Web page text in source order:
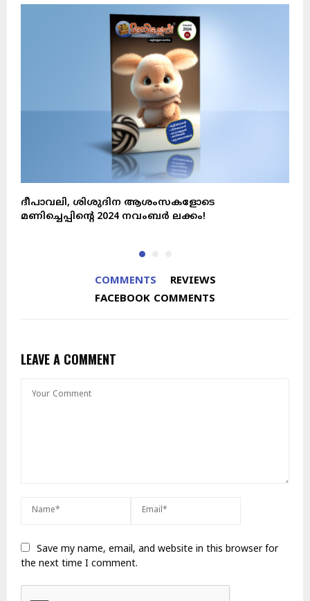
ദീപാവലി, ശിശുദിന ആശംസകളോടെ
മണിച്ചെപ്പിന്റെ 2024 നവംബർ ലക്കം!
COMMENTS
REVIEWS
FACEBOOK COMMENTS
LEAVE A COMMENT
Save my name, email, and website in this browser for
the next time I comment.